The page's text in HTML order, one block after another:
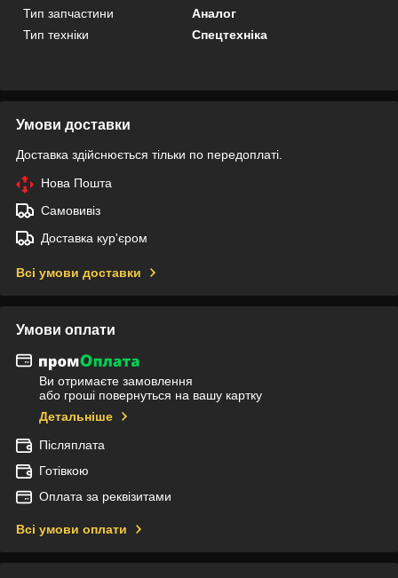
Тип запчастини
Аналог
Тип техніки
Спецтехніка
Умови доставки
Доставка здійснюється тільки по передоплаті.
Нова Пошта
Самовивіз
Доставка кур'єром
Всі умови доставки
Умови оплати
Ви отримаєте замовлення
або гроші повернуться на вашу картку
Детальніше
Післяплата
Готівкою
Оплата за реквізитами
Всі умови оплати